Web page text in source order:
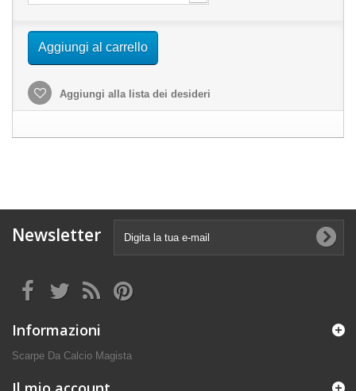
Aggiungi al carrello
Aggiungi alla lista dei desideri
Newsletter
Informazioni
Scarpe Da Calcio Magista